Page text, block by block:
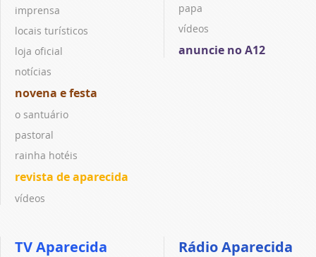
imprensa
locais turísticos
loja oficial
notícias
novena e festa
o santuário
pastoral
rainha hotéis
revista de aparecida
vídeos
papa
vídeos
anuncie no A12
TV Aparecida Rádio Aparecida